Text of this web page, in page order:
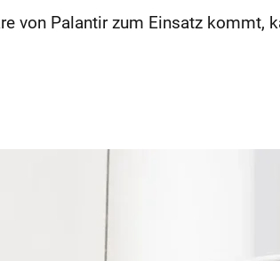
von Palantir zum Einsatz kommt,